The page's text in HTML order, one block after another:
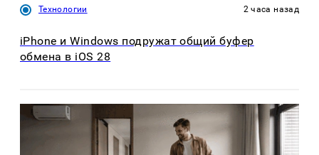
Технологии 2 часа назад
iPhone и Windows подружат общий буфер
обмена в iOS 28